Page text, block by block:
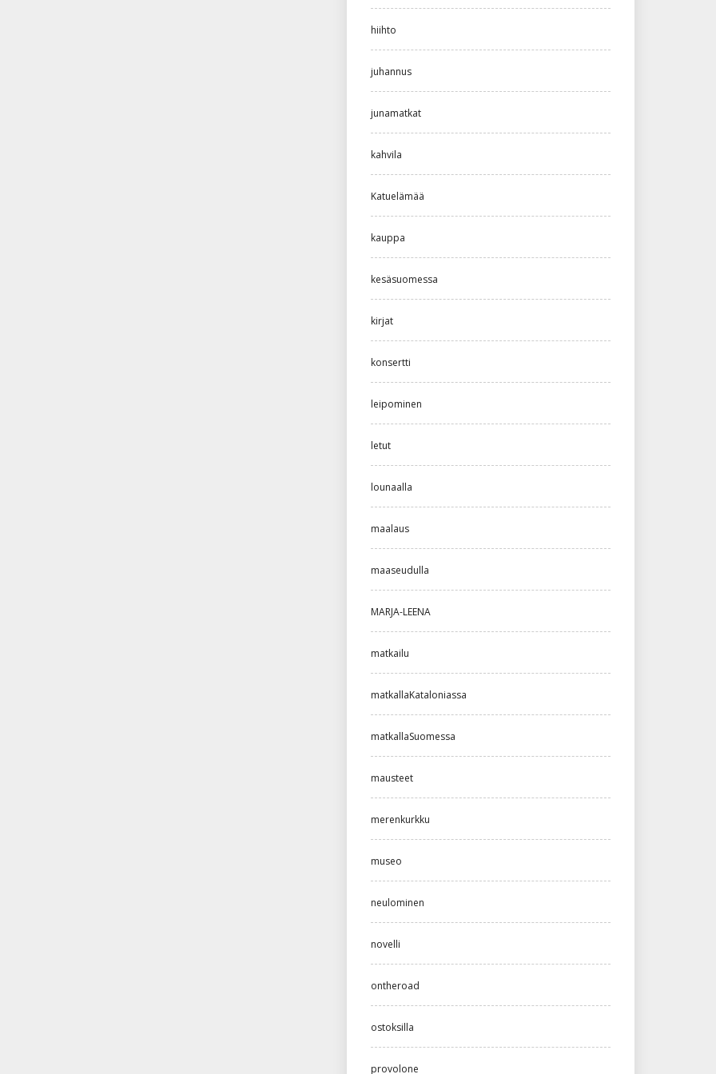
hiihto
juhannus
junamatkat
kahvila
Katuelämää
kauppa
kesäsuomessa
kirjat
konsertti
leipominen
letut
lounaalla
maalaus
maaseudulla
MARJA-LEENA
matkailu
matkallaKataloniassa
matkallaSuomessa
mausteet
merenkurkku
museo
neulominen
novelli
ontheroad
ostoksilla
provolone